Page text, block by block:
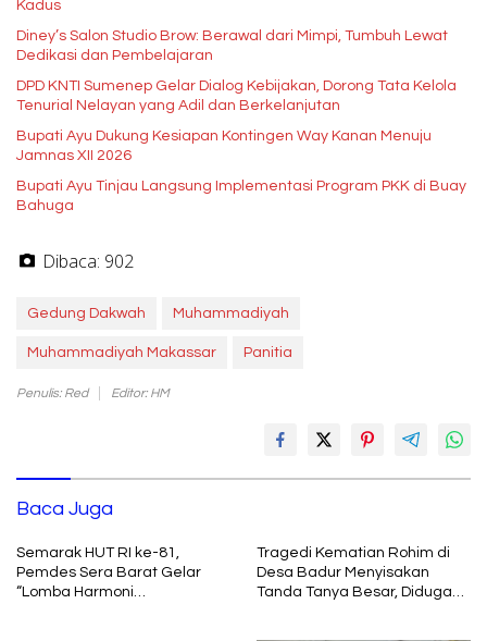
Kadus
Diney’s Salon Studio Brow: Berawal dari Mimpi, Tumbuh Lewat
Dedikasi dan Pembelajaran
DPD KNTI Sumenep Gelar Dialog Kebijakan, Dorong Tata Kelola
Tenurial Nelayan yang Adil dan Berkelanjutan
Bupati Ayu Dukung Kesiapan Kontingen Way Kanan Menuju
Jamnas XII 2026
Bupati Ayu Tinjau Langsung Implementasi Program PKK di Buay
Bahuga
Dibaca: 902
Gedung Dakwah Muhammadiyah
Muhammadiyah Makassar Panitia
Penulis: Red Editor: HM
Baca Juga
Semarak HUT RI ke-81,
Pemdes Sera Barat Gelar
“Lomba Harmoni
Tragedi Kematian Rohim di
Desa Badur Menyisakan
Tanda Tanya Besar, Diduga